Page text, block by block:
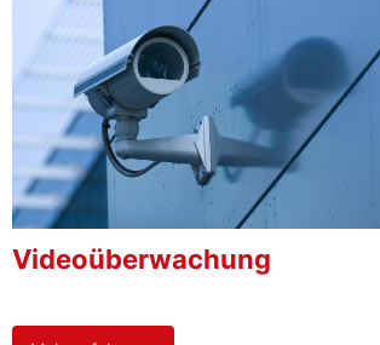
Videoüberwachung